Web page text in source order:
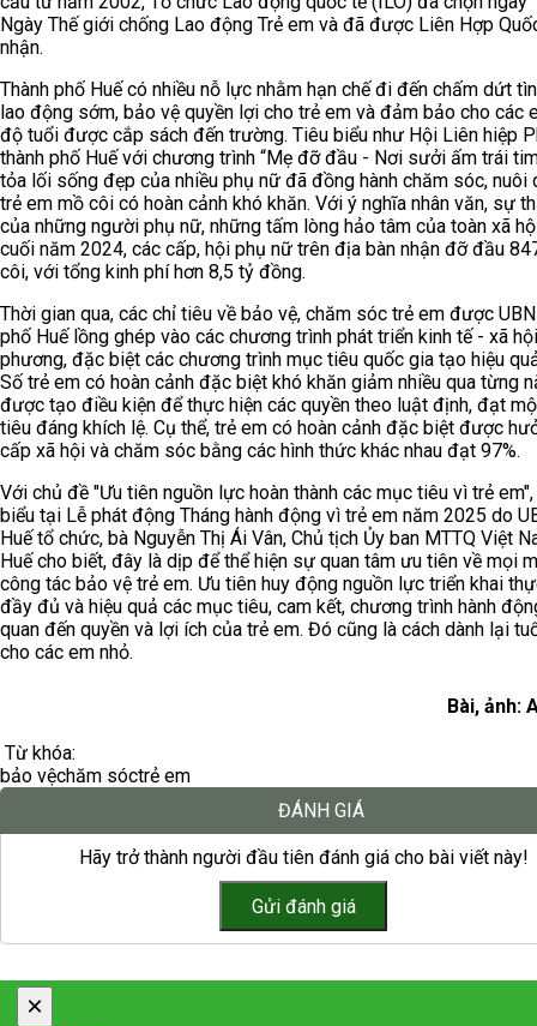
Ngày Thế giới chống Lao động Trẻ em và đã được Liên Hợp
nhận.
Thành phố Huế có nhiều nỗ lực nhằm hạn chế đi đến chấm dứt
lao động sớm, bảo vệ quyền lợi cho trẻ em và đảm bảo cho các
độ tuổi được cắp sách đến trường. Tiêu biểu như Hội Liên hiệp
thành phố Huế với chương trình “Mẹ đỡ đầu - Nơi sưởi ấm trái
tỏa lối sống đẹp của nhiều phụ nữ đã đồng hành chăm sóc,
trẻ em mồ côi có hoàn cảnh khó khăn. Với ý nghĩa nhân văn, sự
của những người phụ nữ, những tấm lòng hảo tâm của toàn xã
cuối năm 2024, các cấp, hội phụ nữ trên địa bàn nhận đỡ đầu
côi, với tổng kinh phí hơn 8,5 tỷ đồng.
Thời gian qua, các chỉ tiêu về bảo vệ, chăm sóc trẻ em được
phố Huế lồng ghép vào các chương trình phát triển kinh tế - xã
phương, đặc biệt các chương trình mục tiêu quốc gia tạo hiệu
Số trẻ em có hoàn cảnh đặc biệt khó khăn giảm nhiều qua từng
được tạo điều kiện để thực hiện các quyền theo luật định, đạt
tiêu đáng khích lệ. Cụ thể, trẻ em có hoàn cảnh đặc biệt được
cấp xã hội và chăm sóc bằng các hình thức khác nhau đạt 97%.
Với chủ đề "Ưu tiên nguồn lực hoàn thành các mục tiêu vì trẻ
biểu tại Lễ phát động Tháng hành động vì trẻ em năm 2025 do
Huế tổ chức, bà Nguyễn Thị Ái Vân, Chủ tịch Ủy ban MTTQ Việt
Huế cho biết, đây là dịp để thể hiện sự quan tâm ưu tiên về mọi
công tác bảo vệ trẻ em. Ưu tiên huy động nguồn lực triển khai
đầy đủ và hiệu quả các mục tiêu, cam kết, chương trình hành
quan đến quyền và lợi ích của trẻ em. Đó cũng là cách dành lại
cho các em nhỏ.
Bài, ảnh:
Từ khóa:
bảo vệchăm sóctrẻ em
ĐÁNH GIÁ
Hãy trở thành người đầu tiên đánh giá cho bài viết này!
×